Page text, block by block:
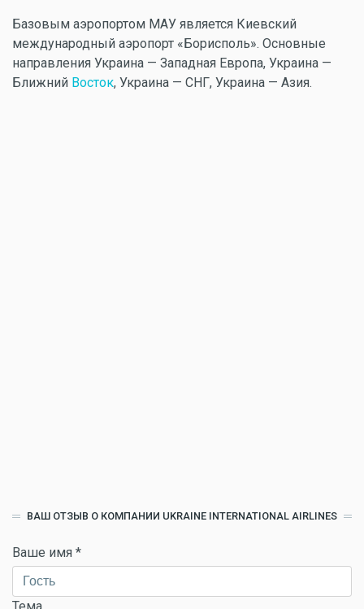
Базовым аэропортом МАУ является Киевский
международный аэропорт «Борисполь». Основные
направления Украина — Западная Европа, Украина —
Ближний Восток, Украина — СНГ, Украина — Азия.
ВАШ ОТЗЫВ О КОМПАНИИ UKRAINE INTERNATIONAL AIRLINES
Ваше имя *